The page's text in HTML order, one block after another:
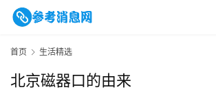
首页 生活精选
北京磁器口的由来